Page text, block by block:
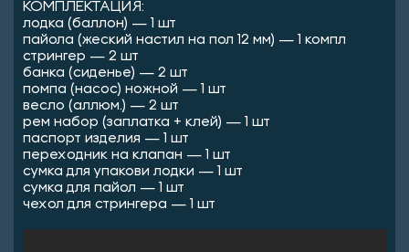
КОМПЛЕКТАЦИЯ:
лодка (баллон) — 1 шт
пайола (жеский настил на пол 12 мм) — 1 компл
стрингер — 2 шт
банка (сиденье) — 2 шт
помпа (насос) ножной — 1 шт
весло (аллюм.) — 2 шт
рем набор (заплатка + клей) — 1 шт
паспорт изделия — 1 шт
переходник на клапан — 1 шт
сумка для упакови лодки — 1 шт
сумка для пайол — 1 шт
чехол для стрингера — 1 шт